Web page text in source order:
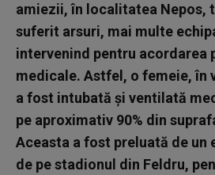
amiezii, în localitatea Nepos,
suferit arsuri, mai multe
intervenind pentru acordarea
medicale. Astfel, o femeie, în
a fost intubată şi ventilată
pe aproximativ 90% din
Aceasta a fost preluată de un
de pe stadionul din Feldru,